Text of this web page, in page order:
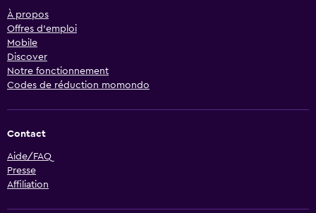
À propos
Offres d’emploi
Mobile
Discover
Notre fonctionnement
Codes de réduction momondo
Contact
Aide/FAQ
Presse
Affiliation